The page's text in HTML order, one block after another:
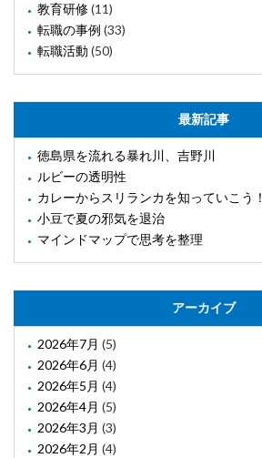
教育研修(11)
転職の事例 (33)
転職活動 (50)
最新記事
徳島県を流れる暴れ川、吉野川
ルビーの透明性
カレーからスリランカを知っていこう！
小豆で夏の邪気を退治
マインドマップで思考を整理
アーカイブ
2026年7月 (5)
2026年6月 (4)
2026年5月 (4)
2026年4月 (5)
2026年3月 (3)
2026年2月 (4)